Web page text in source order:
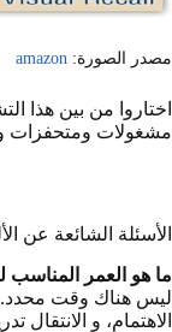
مصدر الصورة: amazon
اختاروا من بين هذا
مشغولات ومتحفزات
الأسئلة الشائعة عن
ما هو العمر المناسب
ليس هناك وقت محدد.
الاهتمام، و الانتقال